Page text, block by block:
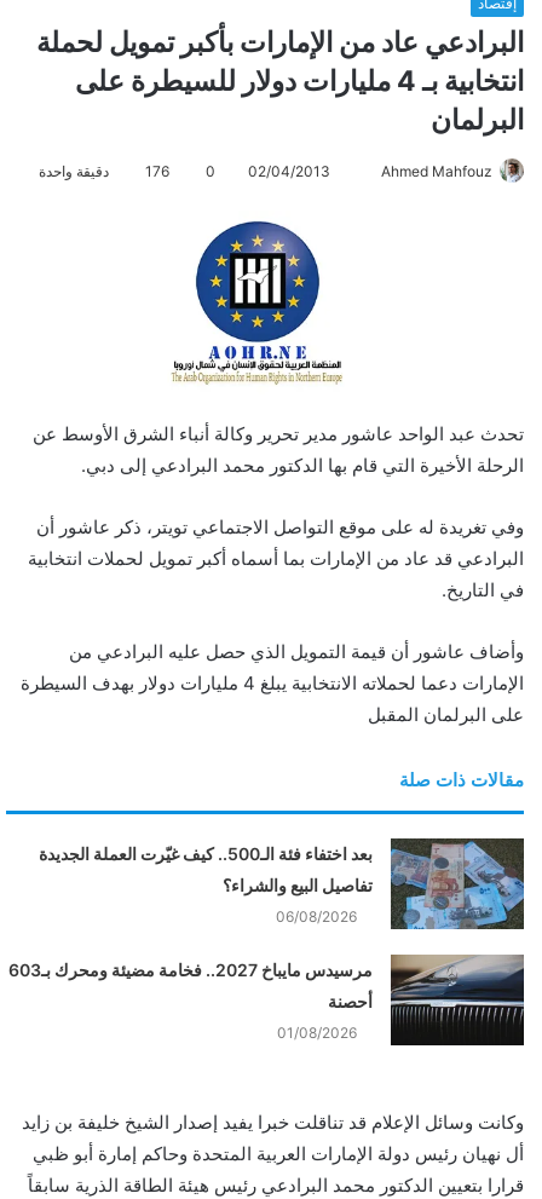
البرادعي عاد من الإمارات بأكبر تمويل لحملة
انتخابية بـ 4 مليارات دولار للسيطرة على
البرلمان
Ahmed Mahfouz
ل
ر
02/04/2013
0
176 دقيقة واحدة
تحدث عبد الواحد عاشور مدير تحرير وكالة أنباء الشرق الأوسط عن
الرحلة الأخيرة التي قام بها الدكتور محمد البرادعي إلى دبي.
وفي تغريدة له على موقع التواصل الاجتماعي تويتر، ذكر عاشور أن
البرادعي قد عاد من الإمارات بما أسماه أكبر تمويل لحملات انتخابية
في التاريخ.
وأضاف عاشور أن قيمة التمويل الذي حصل عليه البرادعي من
الإمارات دعما لحملاته الانتخابية يبلغ 4 مليارات دولار بهدف السيطرة
على البرلمان المقبل
مقالات ذات صلة
بعد اختفاء فئة الـ500.. كيف غيّرت العملة الجديدة
تفاصيل البيع والشراء؟
06/08/2026
مرسيدس مايباخ 2027.. فخامة مضيئة ومحرك بـ603
أحصنة
01/08/2026
وكانت وسائل الإعلام قد تناقلت خبرا يفيد إصدار الشيخ خليفة بن زايد
أل نهيان رئيس دولة الإمارات العربية المتحدة وحاكم إمارة أبو ظبي
قرارا بتعيين الدكتور محمد البرادعي رئيس هيئة الطاقة الذرية سابقاً